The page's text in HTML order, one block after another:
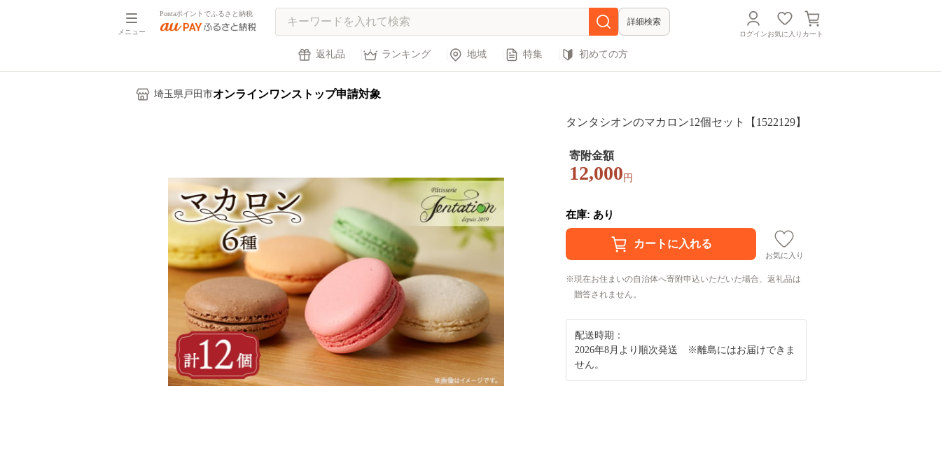
メニュー
Pontaポイントでふるさと納税
詳細検索
ログインお気に入り カート
返礼品 ランキング 地域 特集 初めての方
埼玉県戸田市オンラインワンストップ申請対象
タンタシオンのマカロン12個セット【1522129】
寄附金額
12,000 円
在庫: あり
お気に入り
現在お住まいの自治体へ寄附申込いただいた場合、返礼品は
贈答されません。
配送時期：
2026年8月より順次発送 ※離島にはお届けできま
せん。